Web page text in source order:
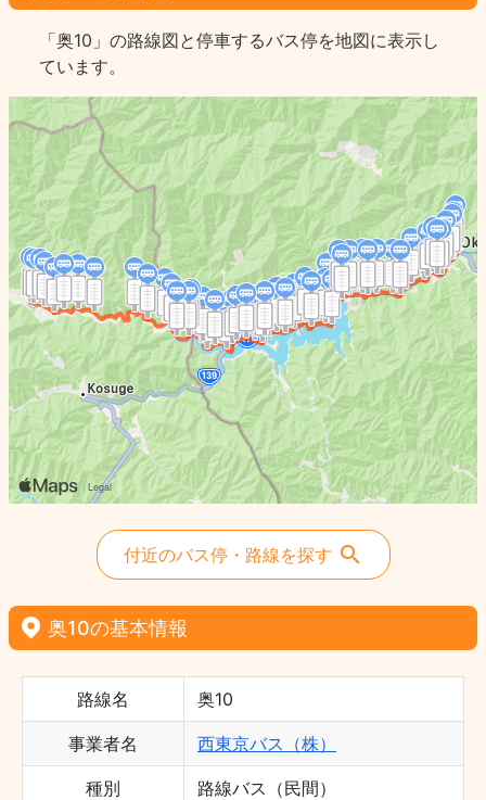
「奥10」の路線図と停車するバス停を地図に表示し
ています。
付近のバス停・路線を探す
奥10の基本情報
路線名 奥10
事業者名 西東京バス（株）
種別 路線バス（民間）